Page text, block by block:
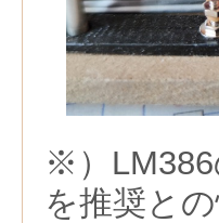
※）LM386
を推奨と